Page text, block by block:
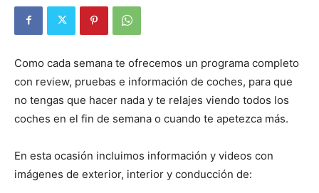
Como cada semana te ofrecemos un programa completo
con review, pruebas e información de coches, para que
no tengas que hacer nada y te relajes viendo todos los
coches en el fin de semana o cuando te apetezca más.
En esta ocasión incluimos información y videos con
imágenes de exterior, interior y conducción de: